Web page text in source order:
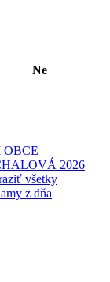
Ne
OBCE
2026
všetky
z dňa